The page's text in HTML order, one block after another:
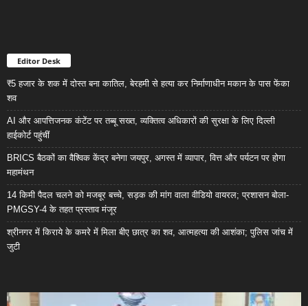
Editor Desk
₹5 हजार के शक में दोस्त बना कातिल, बेरहमी से हत्या कर निर्माणाधीन मकान के पास फेंका
शव
AI और आपत्तिजनक कंटेंट पर तब्बू सख्त, व्यक्तित्व अधिकारों की सुरक्षा के लिए दिल्ली
हाईकोर्ट पहुंचीं
BRICS बैठकों का वैश्विक केंद्र बनेगा जयपुर, अगस्त में व्यापार, वित्त और पर्यटन पर होगा
महामंथन
14 किमी पैदल चलने को मजबूर बच्चे, सड़क की मांग वाला वीडियो वायरल; प्रशासन बोला-
PMGSY-4 के तहत प्रस्ताव मंजूर
श्रीनगर में किराये के कमरे में मिला बीए छात्र का शव, आत्महत्या की आशंका; पुलिस जांच में
जुटी